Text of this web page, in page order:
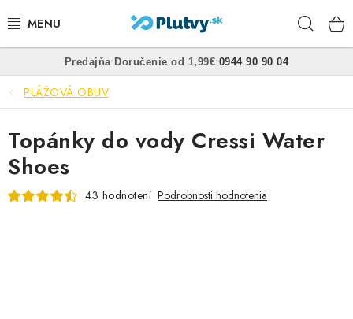
na
PLÁVANIE
ŠNORCHLOVANIE
FREEDIVING
SPEARFISHING
Predajňa• Doručenie od 1,99€• 0944 90 90 04
PLÁŽOVÁ OBUV
Topánky do vody Cressi Water
Shoes
43 hodnotení Podrobnosti hodnotenia